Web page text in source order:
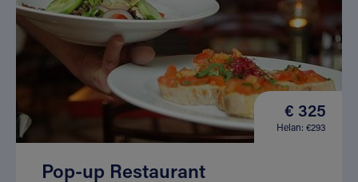
€ 325
Helan: €293
Pop-up Restaurant